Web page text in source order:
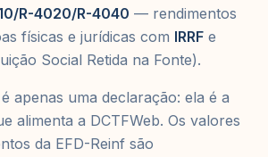
R-4020/R-4040 — rendimentos
físicas e jurídicas com IRRF e
Social Retida na Fonte).
apenas uma declaração: ela é a
alimenta a DCTFWeb. Os valores
da EFD-Reinf são